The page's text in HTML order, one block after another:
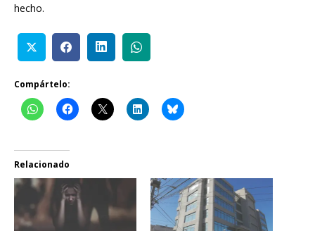
hecho.
Compártelo:
Relacionado